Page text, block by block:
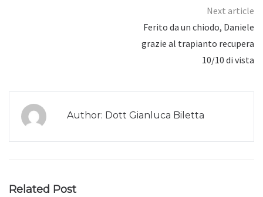
Next article
Ferito da un chiodo, Daniele
grazie al trapianto recupera
10/10 di vista
Author: Dott Gianluca Biletta
Related Post